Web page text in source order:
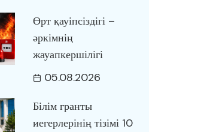
Өрт қауіпсіздігі –
әркімнің
жауапкершілігі
05.08.2026
Білім гранты
иегерлерінің тізімі 10